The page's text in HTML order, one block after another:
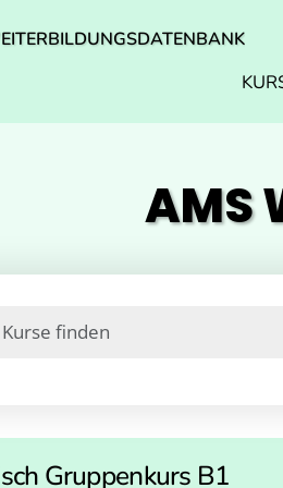
AMS
Gruppenkurs B1